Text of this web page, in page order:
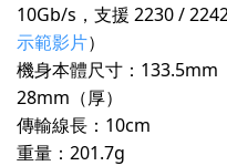
10Gb/s，支援 2230 /
示範影片）
機身本體尺寸：133.5mm
28mm（厚）
傳輸線長：10cm
重量：201.7g